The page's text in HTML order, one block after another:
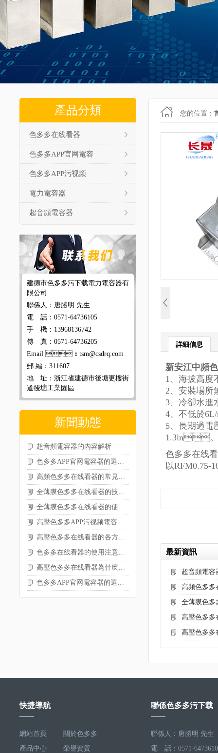
產品分類
色多多在线看器
色多多APP官网電容
色多多APP污视频
電力電容器
超音頻電容器
建德市色多多污下载電力電容器有
限公司
聯係人：唐勝明 先生
電 話：0571-64736105
手 機：13968136742
傳 真：0571-64736205
Email ：tsm@csdrq.com
郵 編：311607
地 址：浙江省建德市後塘更樓街
道後塘工業園區
新聞動態
超音頻電容器的內容解析
色多多APP官网電容器的選型相關介紹
高頻色多多在线看器的常見類型及特點
全薄膜色多多在线看器的技術特性及應用場景
全薄膜色多多在线看器的使用注意事項
高壓色多多APP污视频電容器的核心作用分享
高壓色多多在线看器的各方麵內容分享
色多多在线看器的使用注意事項
高壓色多多在线看器為什麽會爆炸？
色多多APP官网電容器的選擇需考慮哪些參數
您的位置：
詳細信息
新安江中頻
1、海拔
2、安裝場所
3、冷
4、不低
5、長期
1.3ln。
色多多在线
以RFM0.75-
最新資訊
超音頻電容
高頻色多多
全薄膜色多
高壓色多多
高壓色多多
快捷導航
網站首頁
關於色多多
污下载
產品中心 榮譽資質
聯係色多多污下载
聯係人：唐勝明 先生
電 話：0571-